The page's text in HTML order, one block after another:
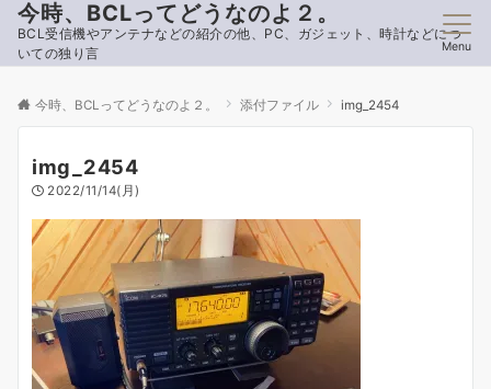
今時、BCLってどうなのよ２。
BCL受信機やアンテナなどの紹介の他、PC、ガジェット、時計などにつ
いての独り言
Menu
今時、BCLってどうなのよ２。 添付ファイル img_2454
img_2454
2022/11/14(月)